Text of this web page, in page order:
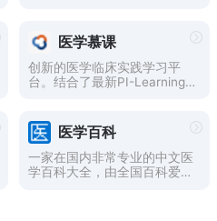
医学专升本、小儿推拿等，更
多课程敬请期待。
医学慕课
创新的医学临床实践学习平
台。结合了最新PI-Learning
有交互性及趣味性，用户共同
生产课程，学习、讨论知识，
继续医学教育数字化平台，继
续医学教育学分，免费继续医
学教育学分，医学课程，肝病
医学百科
一家在国内非常专业的中文医
学百科大全，由全国百科爱好